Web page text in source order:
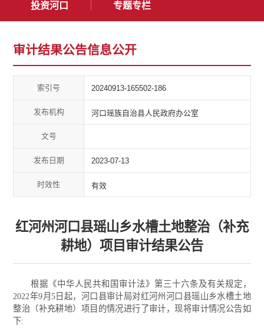
投资河口 专题专栏
审计结果公告信息公开
索引号 20240913-165502-186
发布机构 河口瑶族自治县人民政府办公室
文号
发布日期 2023-07-13
时效性 有效
红河州河口县瑶山乡水槽土地整治（补充
耕地）项目审计结果公告
根据《中华人民共和国审计法》第三十六条及有关规定，
2022年9月5日起，河口县审计局对红河州河口县瑶山乡水槽土地
整治（补充耕地）项目的情况进行了审计，现将审计情况公告如
下: